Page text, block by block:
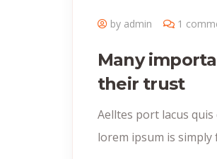
by admin 1
Many
their trust
Aelltes port lacus
lorem ipsum is